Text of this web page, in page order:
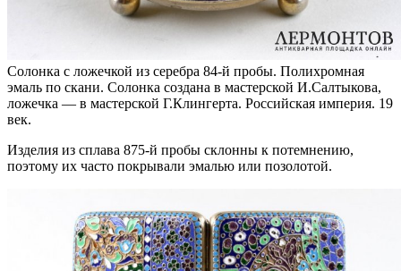
Солонка с ложечкой из серебра 84-й пробы. Полихромная
эмаль по скани. Солонка создана в мастерской И.Салтыкова,
ложечка — в мастерской Г.Клингерта. Российская империя. 19
век.
Изделия из сплава 875-й пробы склонны к потемнению,
поэтому их часто покрывали эмалью или позолотой.